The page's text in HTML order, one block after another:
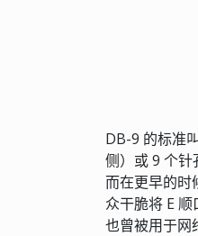
DB-9 的标准
侧）或 9 个
而在更早的时
众干脆将 E
也曾被用于网